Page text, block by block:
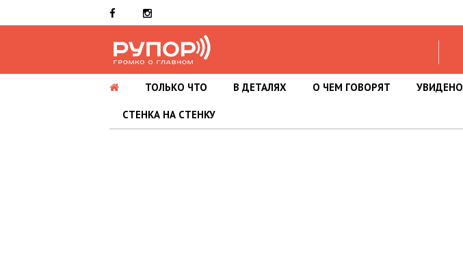
ТОЛЬКО ЧТО В ДЕТАЛЯХ О ЧЕМ ГОВОРЯТ УВИДЕНО
СТЕНКА НА СТЕНКУ